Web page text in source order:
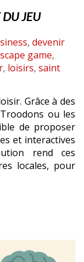
JEU
, devenir
game,
, loisirs, saint
Grâce à des
ou les
de proposer
et interactives
rend ces
locales, pour